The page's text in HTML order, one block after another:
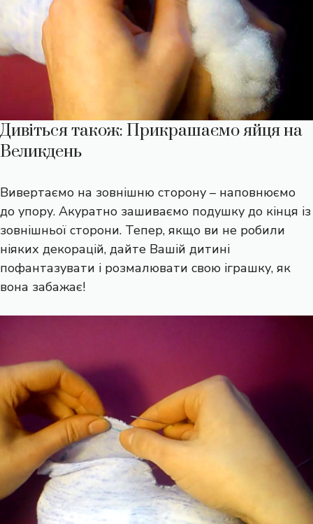
Дивіться також: Прикрашаємо яйця на
Великдень
Вивертаємо на зовнішню сторону – наповнюємо
до упору. Акуратно зашиваємо подушку до кінця із
зовнішньої сторони. Тепер, якщо ви не робили
ніяких декорацій, дайте Вашій дитині
пофантазувати і розмалювати свою іграшку, як
вона забажає!